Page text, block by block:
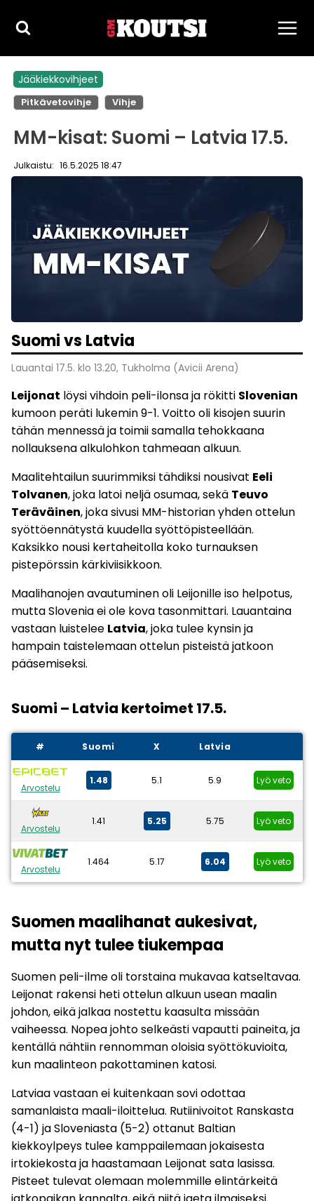
sisältöön
Jääkiekkovihjeet
Pitkävetovihje Vihje
MM-kisat: Suomi – Latvia 17.5.
Julkaistu: 16.5.2025 18:47
Suomi vs Latvia
Lauantai 17.5. klo 13.20, Tukholma (Avicii Arena)
Leijonat löysi vihdoin peli-ilonsa ja rökitti Slovenian
kumoon peräti lukemin 9-1. Voitto oli kisojen suurin
tähän mennessä ja toimii samalla tehokkaana
nollauksena alkulohkon tahmeaan alkuun.
Maalitehtailun suurimmiksi tähdiksi nousivat Eeli
Tolvanen, joka latoi neljä osumaa, sekä Teuvo
Teräväinen, joka sivusi MM-historian yhden ottelun
syöttöennätystä kuudella syöttöpisteellään.
Kaksikko nousi kertaheitolla koko turnauksen
pistepörssin kärkiviisikkoon.
Maalihanojen avautuminen oli Leijonille iso helpotus,
mutta Slovenia ei ole kova tasonmittari. Lauantaina
vastaan luistelee Latvia, joka tulee kynsin ja
hampain taistelemaan ottelun pisteistä jatkoon
pääsemiseksi.
Suomi – Latvia kertoimet 17.5.
# Suomi X Latvia
Arvostelu
1.48 5.1 5.9 Lyö veto
Arvostelu
1.41 5.25 5.75 Lyö veto
Arvostelu
1.464 5.17 6.04 Lyö veto
Suomen maalihanat aukesivat,
mutta nyt tulee tiukempaa
Suomen peli-ilme oli torstaina mukavaa katseltavaa.
Leijonat rakensi heti ottelun alkuun usean maalin
johdon, eikä jalkaa nostettu kaasulta missään
vaiheessa. Nopea johto selkeästi vapautti paineita, ja
kentällä nähtiin rennomman oloisia syöttökuvioita,
kun maalinteon pakottaminen katosi.
Latviaa vastaan ei kuitenkaan sovi odottaa
samanlaista maali-iloittelua. Rutiinivoitot Ranskasta
(4-1) ja Sloveniasta (5-2) ottanut Baltian
kiekkoylpeys tulee kamppailemaan jokaisesta
irtokiekosta ja haastamaan Leijonat sata lasissa.
Pisteet tulevat olemaan molemmille elintärkeitä